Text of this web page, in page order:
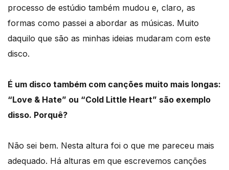
processo de estúdio também mudou e, claro, as
formas como passei a abordar as músicas. Muito
daquilo que são as minhas ideias mudaram com este
disco.
É um disco também com canções muito mais longas:
“Love & Hate” ou “Cold Little Heart” são exemplo
disso. Porquê?
Não sei bem. Nesta altura foi o que me pareceu mais
adequado. Há alturas em que escrevemos canções